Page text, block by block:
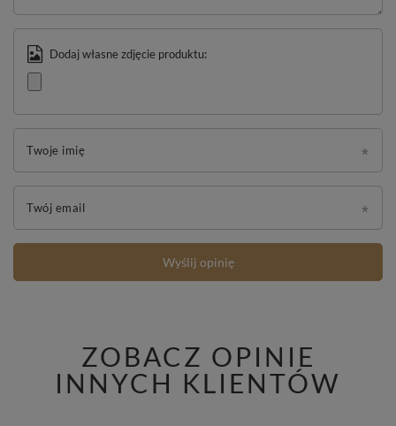
Dodaj własne zdjęcie produktu:
Twoje imię
Twój email
Wyślij opinię
ZOBACZ OPINIE
INNYCH KLIENTÓW